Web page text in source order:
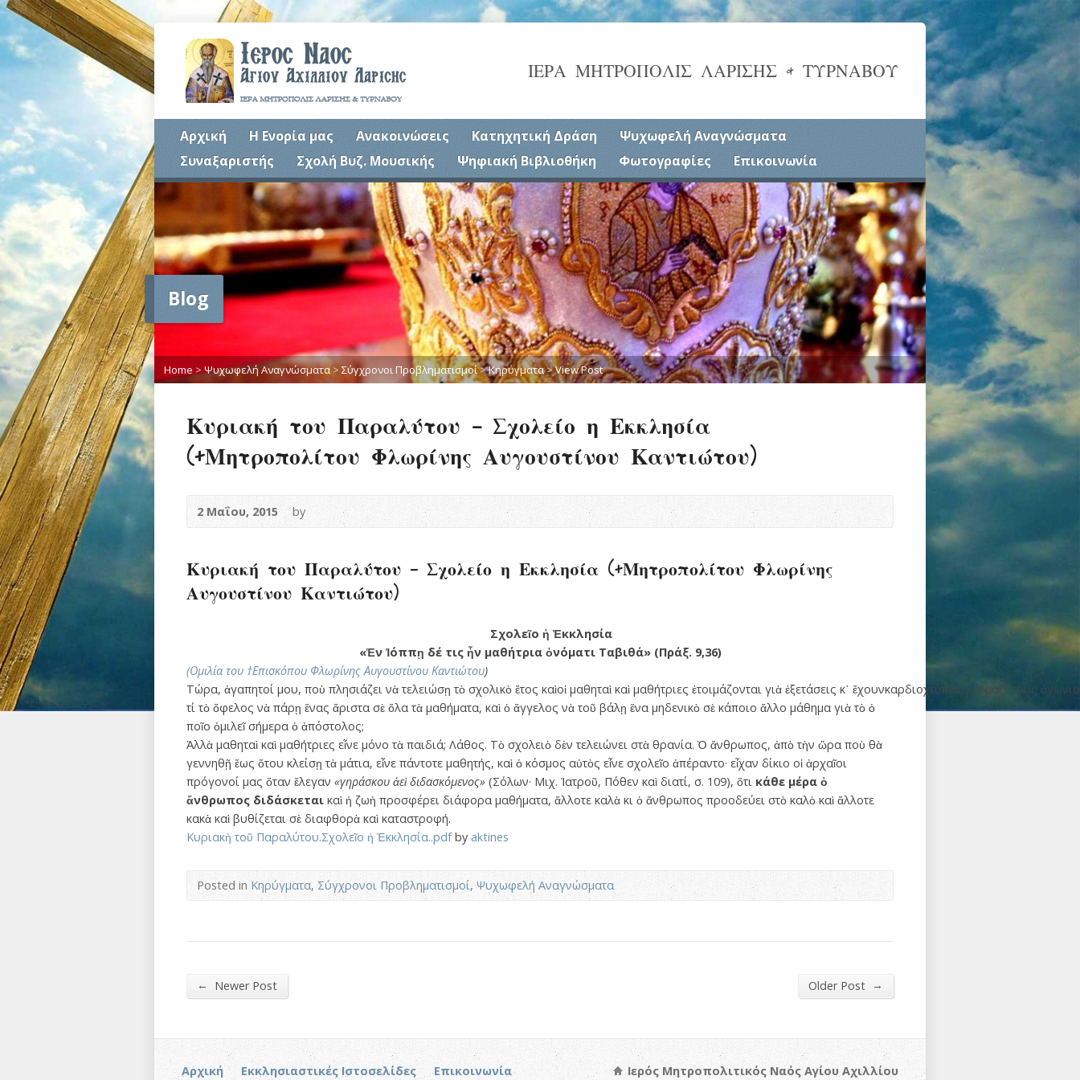
ΙΕΡΑ ΜΗΤΡΟΠΟΛΙΣ ΛΑΡΙΣΗΣ & ΤΥΡΝΑΒΟΥ
Αρχική Η Ενορία μας Ανακοινώσεις Κατηχητική Δράση
Ψυχωφελή Αναγνώσματα
Συναξαριστής
Σχολή Βυζ. Μουσικής Ψηφιακή Βιβλιοθήκη Φωτογραφίες Επικοινωνία
Blog
Home>Ψυχωφελή Αναγνώσματα> Σύγχρονοι Προβληματισμοί>Κηρύγματα>View Post
Κυριακή του Παραλύτου – Σχολείο η Εκκλησία
(+Μητροπολίτου Φλωρίνης Αυγουστίνου Καντιώτου)
2 Μαΐου, 2015 by
Κυριακή του Παραλύτου – Σχολείο η Εκκλησία (+Μητροπολίτου Φλωρίνης
Αυγουστίνου Καντιώτου)
Σχολεῖο ἡ Ἐκκλησία
«Ἐν Ἰόππῃ δέ τις ἦν μαθήτρια ὀνόματι Ταβιθά» (Πράξ. 9,36)
(Ομιλία του †Επισκόπου Φλωρίνης Αυγουστίνου Καντιώτου)
Τώρα, ἀγαπητοί μου, ποὺ πλησιάζει νὰ τελειώσῃ τὸ σχολικὸ ἔτος καὶοἱ μαθηταὶ καὶ μαθήτριες ἑτοιμάζονται γιὰ ἐξετάσεις κ᾽ ἔχουνκαρδιοχτύπια, καὶ μαζί τους
τί τὸ ὄφελος νὰ πάρῃ ἕνας ἄριστα σὲ ὅλα τὰ μαθήματα, καὶ ὁ ἄγγελος νὰ τοῦ βάλῃ ἕνα μηδενικὸ σὲ κάποιο ἄλλο μάθημα γιὰ τὸ ὁ
ποῖο ὁμιλεῖ σήμερα ὁ ἀπόστολος;
Ἀλλὰ μαθηταὶ καὶ μαθήτριες εἶνε μόνο τὰ παιδιά; Λάθος. Τὸ σχολειὸ δὲν τελειώνει στὰ θρανία. Ὁ ἄνθρωπος, ἀπὸ τὴν ὥρα ποὺ θὰ
γεννηθῇ ἕως ὅτου κλείσῃ τὰ μάτια, εἶνε πάντοτε μαθητής, καὶ ὁ κόσμος αὐτὸς εἶνε σχολεῖο ἀπέραντο· εἶχαν δίκιο οἱ ἀρχαῖοι
πρόγονοί μας ὅταν ἔλεγαν «γηράσκου ἀεὶ διδασκόμενος» (Σόλων· Μιχ. Ἰατροῦ, Πόθεν καὶ διατί, σ. 109), ὅτι κάθε μέρα ὁ
ἄνθρωπος διδάσκεται καὶ ἡ ζωὴ προσφέρει διάφορα μαθήματα, ἄλλοτε καλὰ κι ὁ ἄνθρωπος προοδεύει στὸ καλὸ καὶ ἄλλοτε
κακὰ καὶ βυθίζεται σὲ διαφθορὰ καὶ καταστροφή.
Κυριακὴ τοῦ Παραλύτου.Σχολεῖο ἡ Ἐκκλησία..pdfby aktines
Posted inΚηρύγματα, Σύγχρονοι Προβληματισμοί,Ψυχωφελή Αναγνώσματα
← Newer Post Older Post →
Αρχική Εκκλησιαστικές Ιστοσελίδες Επικοινωνία Ιερός Μητροπολιτικός Ναός Αγίου Αχιλλίου